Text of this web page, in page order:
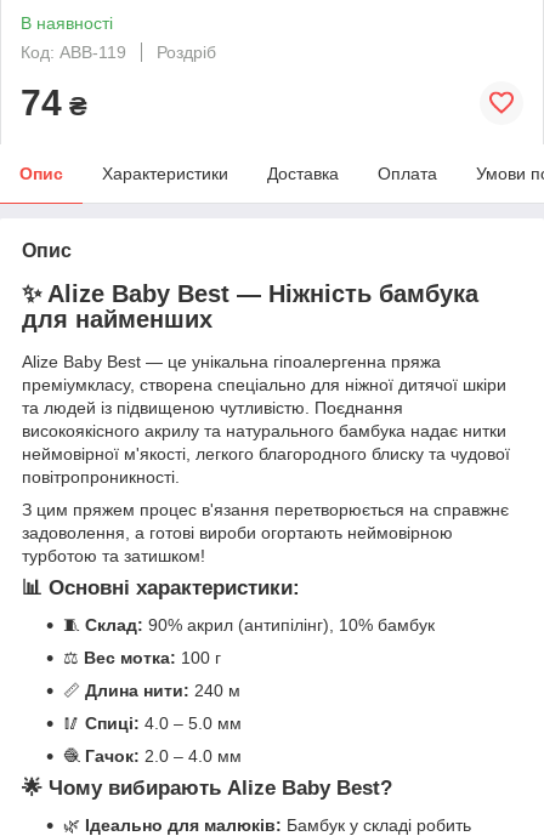
В наявності
Код: ABB-119
Роздріб
74 ₴
Опис Характеристики Доставка Оплата Умови
Опис
✨ Alize Baby Best — Ніжність бамбука
для найменших
Alize Baby Best — це унікальна гіпоалергенна пряжа
преміумкласу, створена спеціально для ніжної дитячої шкіри
та людей із підвищеною чутливістю. Поєднання
високоякісного акрилу та натурального бамбука надає нитки
неймовірної м'якості, легкого благородного блиску та чудової
повітропроникності.
З цим пряжем процес в'язання перетворюється на справжнє
задоволення, а готові вироби огортають неймовірною
турботою та затишком!
📊 Основні характеристики:
🧵 Склад: 90% акрил (антипілінг), 10% бамбук
⚖️ Вес мотка: 100 г
📏 Длина нити: 240 м
🥢 Спиці: 4.0 – 5.0 мм
🧶 Гачок: 2.0 – 4.0 мм
🌟 Чому вибирають Alize Baby Best?
🌿 Ідеально для малюків: Бамбук у складі робить